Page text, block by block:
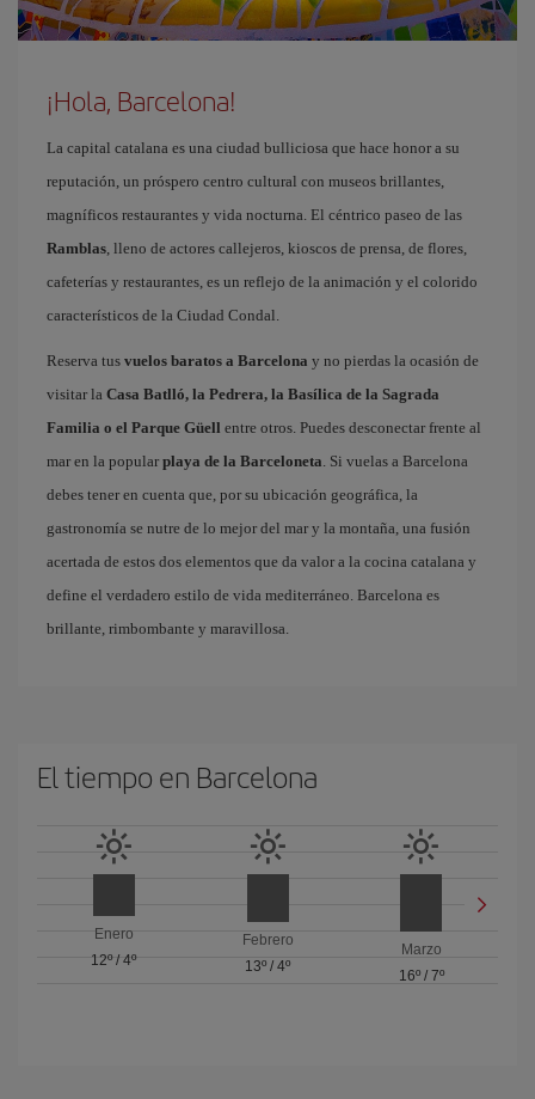
¡Hola, Barcelona!
La capital catalana es una ciudad bulliciosa que hace honor a su
reputación, un próspero centro cultural con museos brillantes,
magníficos restaurantes y vida nocturna. El céntrico paseo de las
Ramblas, lleno de actores callejeros, kioscos de prensa, de flores,
cafeterías y restaurantes, es un reflejo de la animación y el colorido
característicos de la Ciudad Condal.
Reserva tus vuelos baratos a Barcelona y no pierdas la ocasión de
visitar la Casa Batlló, la Pedrera, la Basílica de la Sagrada
Familia o el Parque Güell entre otros. Puedes desconectar frente al
mar en la popular playa de la Barceloneta. Si vuelas a Barcelona
debes tener en cuenta que, por su ubicación geográfica, la
gastronomía se nutre de lo mejor del mar y la montaña, una fusión
acertada de estos dos elementos que da valor a la cocina catalana y
define el verdadero estilo de vida mediterráneo. Barcelona es
brillante, rimbombante y maravillosa.
El tiempo en Barcelona
Enero
12º/4º
Febrero
13º / 4º
Marzo
16º/ 7º